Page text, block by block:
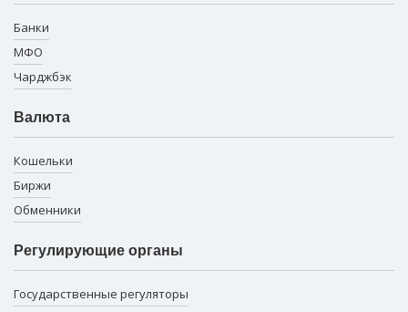
Банки
МФО
Чарджбэк
Валюта
Кошельки
Биржи
Обменники
Регулирующие органы
Государственные регуляторы